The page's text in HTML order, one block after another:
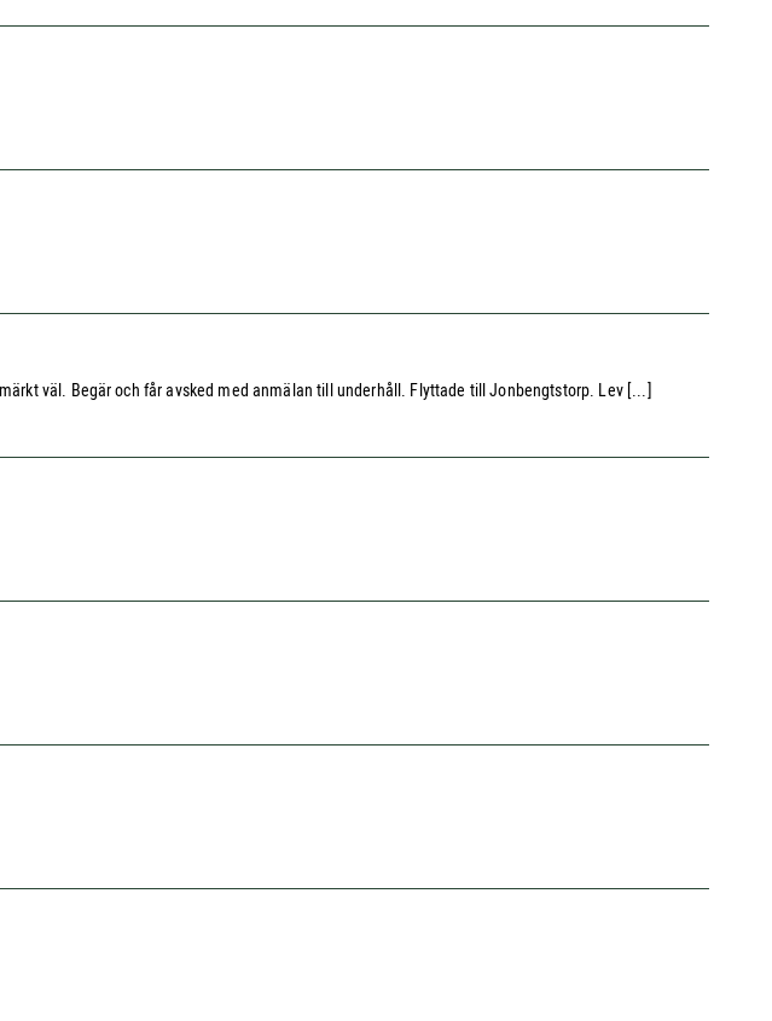
väl. Begär och får avsked med anmälan till underhåll. Flyttade till Jonbengtstorp. Lev [...]